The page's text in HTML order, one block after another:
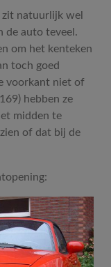
zit natuurlijk wel
de auto teveel.
om het kenteken
toch goed
voorkant niet of
hebben ze
midden te
of dat bij de